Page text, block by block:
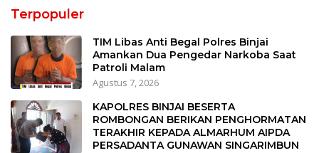
Terpopuler
TIM Libas Anti Begal Polres Binjai
Amankan Dua Pengedar Narkoba Saat
Patroli Malam
Agustus 7, 2026
KAPOLRES BINJAI BESERTA
ROMBONGAN BERIKAN PENGHORMATAN
TERAKHIR KEPADA ALMARHUM AIPDA
PERSADANTA GUNAWAN SINGARIMBUN